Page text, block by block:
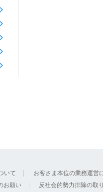
いて
お客さま本位の業務運営
お願い 反社会的勢力排除の取